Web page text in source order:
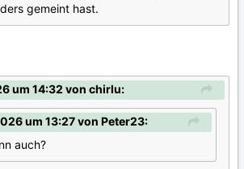
gemeint hast.
um 14:32 von chirlu:
um 13:27 von Peter23:
auch?